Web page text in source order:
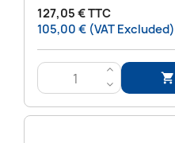
127,05 € TTC
105,00 € (VAT Excluded)
>
<
